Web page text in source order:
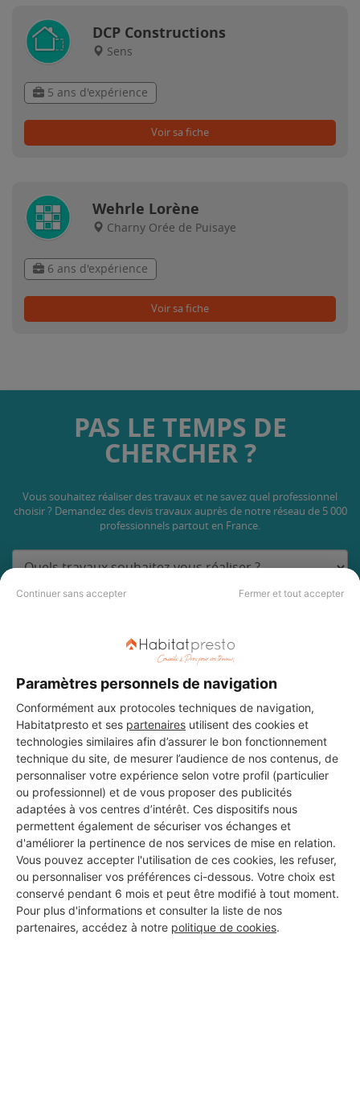
Continuer sans accepter Fermer et tout accepter
Paramètres personnels de navigation
Conformément aux protocoles techniques de navigation,
Habitatpresto et ses partenaires utilisent des cookies et
technologies similaires afin d’assurer le bon fonctionnement
technique du site, de mesurer l’audience de nos contenus, de
personnaliser votre expérience selon votre profil (particulier
ou professionnel) et de vous proposer des publicités
adaptées à vos centres d’intérêt. Ces dispositifs nous
permettent également de sécuriser vos échanges et
d'améliorer la pertinence de nos services de mise en relation.
Vous pouvez accepter l'utilisation de ces cookies, les refuser,
ou personnaliser vos préférences ci-dessous. Votre choix est
conservé pendant 6 mois et peut être modifié à tout moment.
Pour plus d'informations et consulter la liste de nos
partenaires, accédez à notre politique de cookies.
DCP Constructions
Sens
5 ans d'expérience
Voir sa fiche
Wehrle Lorène
Charny Orée de Puisaye
6 ans d'expérience
Voir sa fiche
PAS LE TEMPS DE
CHERCHER ?
Vous souhaitez réaliser des travaux et ne savez quel professionnel
choisir ? Demandez des devis travaux auprès de notre réseau de 5 000
professionnels partout en France.
DEMANDER UN DEVIS